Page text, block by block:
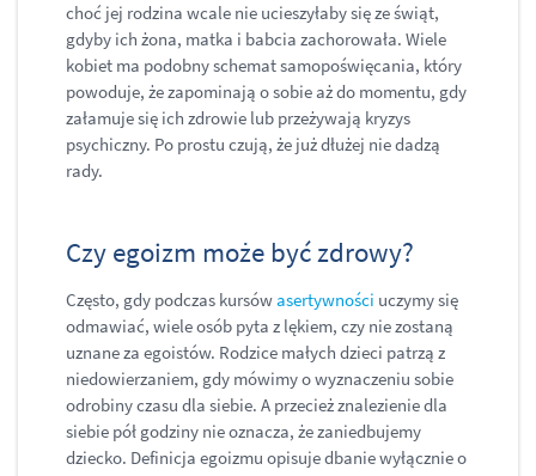
choć jej rodzina wcale nie ucieszyłaby się ze świąt,
gdyby ich żona, matka i babcia zachorowała. Wiele
kobiet ma podobny schemat samopoświęcania, który
powoduje, że zapominają o sobie aż do momentu, gdy
załamuje się ich zdrowie lub przeżywają kryzys
psychiczny. Po prostu czują, że już dłużej nie dadzą
rady.
Czy egoizm może być zdrowy?
Często, gdy podczas kursówasertywności uczymy się
odmawiać, wiele osób pyta z lękiem, czy nie zostaną
uznane za egoistów. Rodzice małych dzieci patrzą z
niedowierzaniem, gdy mówimy o wyznaczeniu sobie
odrobiny czasu dla siebie. A przecież znalezienie dla
siebie pół godziny nie oznacza, że zaniedbujemy
dziecko. Definicja egoizmu opisuje dbanie wyłącznie o